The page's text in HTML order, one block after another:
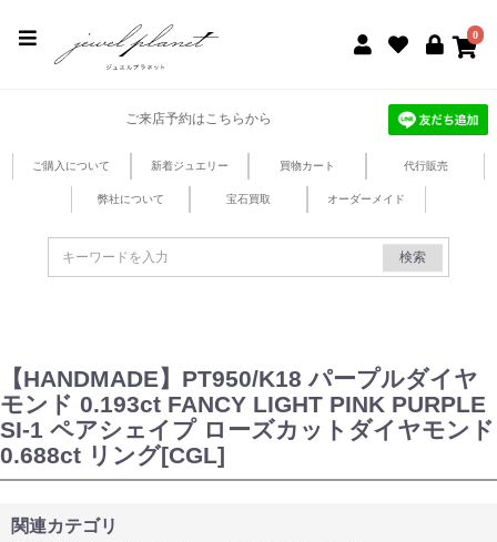
0
ご来店予約はこちらから
ご購入について 新着ジュエリー 買物カート 代行販売
弊社について 宝石買取 オーダーメイド
検索
【HANDMADE】PT950/K18 パープルダイヤ
モンド 0.193ct FANCY LIGHT PINK PURPLE
SI-1 ペアシェイプ ローズカットダイヤモンド
0.688ct リング[CGL]
関連カテゴリ